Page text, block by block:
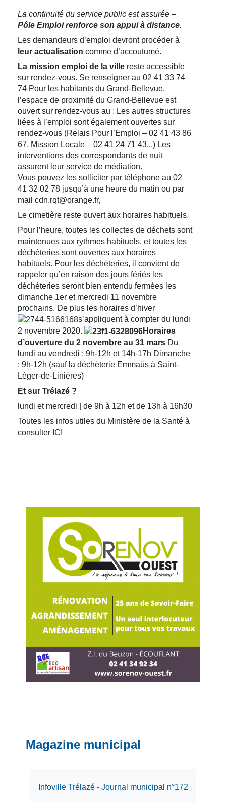
La continuité du service public est assurée –
Pôle Emploi renforce son appui à distance.
Les demandeurs d’emploi devront procéder à
leur actualisation comme d’accoutumé.
La mission emploi de la ville reste accessible
sur rendez-vous. Se renseigner au 02 41 33 74
74 Pour les habitants du Grand-Bellevue,
l’espace de proximité du Grand-Bellevue est
ouvert sur rendez-vous au : Les autres structures
liées à l’emploi sont également ouvertes sur
rendez-vous (Relais Pour l’Emploi – 02 41 43 86
67, Mission Locale – 02 41 24 71 43,..) Les
interventions des correspondants de nuit
assurent leur service de médiation.
Vous pouvez les solliciter par téléphone au 02
41 32 02 78 jusqu’à une heure du matin ou par
mail cdn.rqt@orange.fr,
Le cimetière reste ouvert aux horaires habituels.
Pour l’heure, toutes les collectes de déchets sont
maintenues aux rythmes habituels, et toutes les
déchèteries sont ouvertes aux horaires
habituels. Pour les déchèteries, il convient de
rappeler qu’en raison des jours fériés les
déchèteries seront bien entendu fermées les
dimanche 1er et mercredi 11 novembre
prochains. De plus les horaires d’hiver
s’appliquent à compter du lundi
2 novembre 2020.
Horaires
d’ouverture du 2 novembre au 31 mars Du
lundi au vendredi : 9h-12h et 14h-17h Dimanche
: 9h-12h (sauf la déchèterie Emmaüs à Saint-
Léger-de-Linières)
Et sur Trélazé ?
lundi et mercredi | de 9h à 12h et de 13h à 16h30
Toutes les infos utiles du Ministère de la Santé à
consulter ICI
Magazine municipal
Infoville Trélazé - Journal municipal n°172